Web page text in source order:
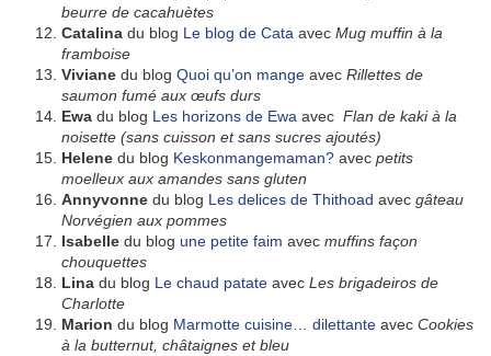
beurre de cacahuètes
Catalina du blog Le blog de Cata avec Mug muffin à la
framboise
Viviane du blog Quoi qu’on mange avec Rillettes de
saumon fumé aux œufs durs
Ewa du blog Les horizons de Ewa avec Flan de kaki à la
noisette (sans cuisson et sans sucres ajoutés)
Helene du blog Keskonmangemaman? avec petits
moelleux aux amandes sans gluten
Annyvonne du blog Les delices de Thithoad avec gâteau
Norvégien aux pommes
Isabelle du blog une petite faim avec muffins façon
chouquettes
Lina du blog Le chaud patate avec Les brigadeiros de
Charlotte
Marion du blog Marmotte cuisine… dilettante avec Cookies
à la butternut, châtaignes et bleu